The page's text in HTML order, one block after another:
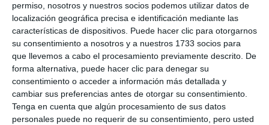
permiso, nosotros y nuestros socios podemos utilizar datos de
localización geográfica precisa e identificación mediante las
características de dispositivos. Puede hacer clic para otorgarnos
su consentimiento a nosotros y a nuestros 1733 socios para
que llevemos a cabo el procesamiento previamente descrito. De
forma alternativa, puede hacer clic para denegar su
consentimiento o acceder a información más detallada y
cambiar sus preferencias antes de otorgar su consentimiento.
Tenga en cuenta que algún procesamiento de sus datos
personales puede no requerir de su consentimiento, pero usted